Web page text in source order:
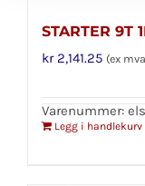
STARTER 9T
kr2,141.25 (ex
Varenummer:
Legg i handlekurv